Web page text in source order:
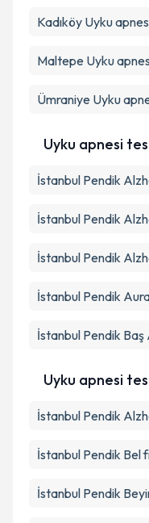
Kadıköy Uyku
Maltepe Uyku
Ümraniye Uyku
Uyku apnesi
İstanbul Pendik
İstanbul Pendik
İstanbul Pendik
İstanbul Pendik
İstanbul Pendik Baş
Uyku apnesi
İstanbul Pendik
İstanbul Pendik Bel
İstanbul Pendik